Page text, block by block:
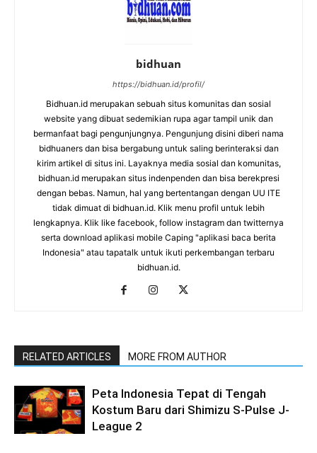
bidhuan
https://bidhuan.id/profil/
Bidhuan.id merupakan sebuah situs komunitas dan sosial
website yang dibuat sedemikian rupa agar tampil unik dan
bermanfaat bagi pengunjungnya. Pengunjung disini diberi nama
bidhuaners dan bisa bergabung untuk saling berinteraksi dan
kirim artikel di situs ini. Layaknya media sosial dan komunitas,
bidhuan.id merupakan situs indenpenden dan bisa berekpresi
dengan bebas. Namun, hal yang bertentangan dengan UU ITE
tidak dimuat di bidhuan.id. Klik menu profil untuk lebih
lengkapnya. Klik like facebook, follow instagram dan twitternya
serta download aplikasi mobile Caping "aplikasi baca berita
Indonesia" atau tapatalk untuk ikuti perkembangan terbaru
bidhuan.id.
RELATED ARTICLES MORE FROM AUTHOR
Peta Indonesia Tepat di Tengah
Kostum Baru dari Shimizu S-Pulse J-
League 2